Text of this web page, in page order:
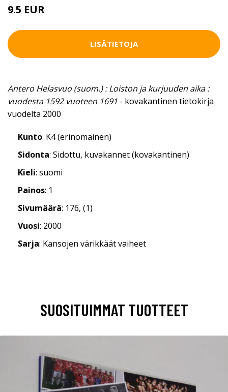
9.5 EUR
LISÄTIETOJA
Antero Helasvuo (suom.) : Loiston ja kurjuuden aika :
vuodesta 1592 vuoteen 1691 - kovakantinen tietokirja
vuodelta 2000
Kunto: K4 (erinomainen)
Sidonta: Sidottu, kuvakannet (kovakantinen)
Kieli: suomi
Painos: 1
Sivumäärä: 176, (1)
Vuosi: 2000
Sarja: Kansojen värikkäät vaiheet
SUOSITUIMMAT TUOTTEET